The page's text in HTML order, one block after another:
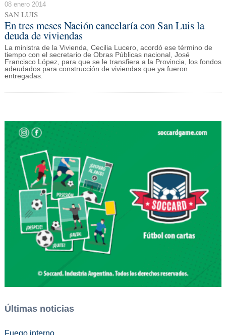
08 enero 2014
SAN LUIS
En tres meses Nación cancelaría con San Luis la
deuda de viviendas
La ministra de la Vivienda, Cecilia Lucero, acordó ese término de
tiempo con el secretario de Obras Públicas nacional, José
Francisco López, para que se le transfiera a la Provincia, los fondos
adeudados para construcción de viviendas que ya fueron
entregadas.
Últimas noticias
Fuego interno